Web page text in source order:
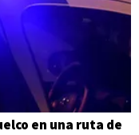
en una ruta de